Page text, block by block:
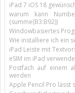
iPad 7 iOS 18
warum kann
(summe(B3:B92))
Windowbasiertes
Wie installiere ich ein
iPad Leiste mit
eSIM im iPad
Postfach auf einem
werden
Apple Pencil Pro lässt